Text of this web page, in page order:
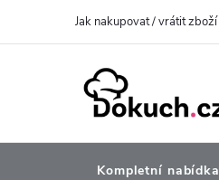
Jak nakupovat / vrátit zboží
Kompletní nabídka